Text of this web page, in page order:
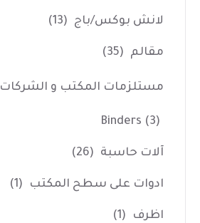
لانش بوكس/باج (13)
مقالم (35)
مستلزمات المكتب و الشركات
Binders (3)
آلات حاسبة (26)
ادوات على سطح المكتب (1)
اظرف (1)